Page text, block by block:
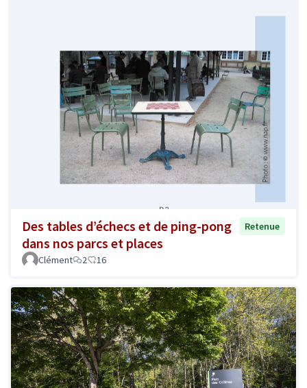
Des tables d’échecs et de ping-pong
dans nos parcs et places
Retenue
Clément 2 16